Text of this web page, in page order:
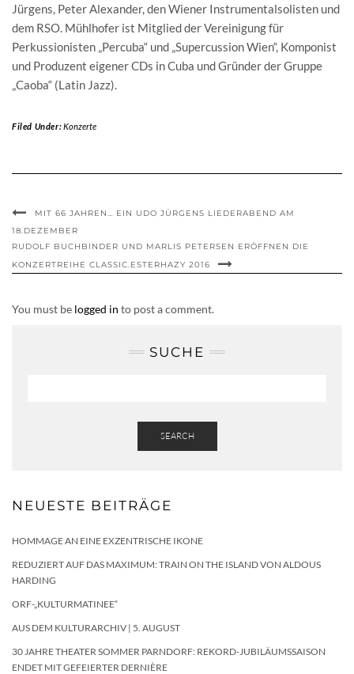
Jürgens, Peter Alexander, den Wiener Instrumentalsolisten und
dem RSO. Mühlhofer ist Mitglied der Vereinigung für
Perkussionisten „Percuba“ und „Supercussion Wien“, Komponist
und Produzent eigener CDs in Cuba und Gründer der Gruppe
„Caoba“ (Latin Jazz).
Filed Under:Konzerte
MIT 66 JAHREN… EIN UDO JÜRGENS LIEDERABEND AM
18.DEZEMBER
RUDOLF BUCHBINDER UND MARLIS PETERSEN ERÖFFNEN DIE
KONZERTREIHE CLASSIC.ESTERHAZY 2016
You must be logged in to post a comment.
SUCHE
SEARCH
NEUESTE BEITRÄGE
HOMMAGE AN EINE EXZENTRISCHE IKONE
REDUZIERT AUF DAS MAXIMUM: TRAIN ON THE ISLAND VON ALDOUS
HARDING
ORF-„KULTURMATINEE“
AUS DEM KULTURARCHIV | 5. AUGUST
30 JAHRE THEATER SOMMER PARNDORF: REKORD-JUBILÄUMSSAISON
ENDET MIT GEFEIERTER DERNIÈRE